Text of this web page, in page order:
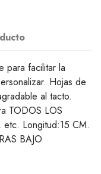
para facilitar la
Hojas de
al tacto.
TODOS LOS
Longitud:15 CM.
BAJO